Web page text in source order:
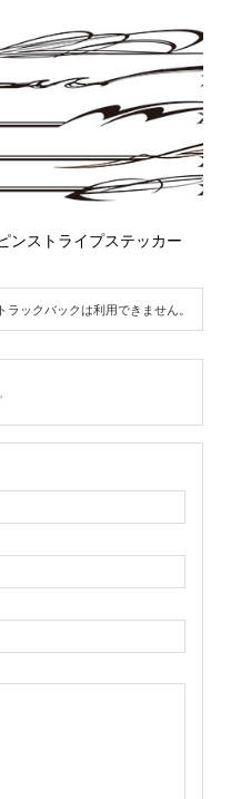
ンストライプステッカー
トラックバックは利用できません。